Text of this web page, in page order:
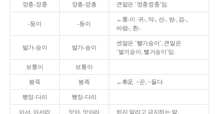
깡충-깡충 깡총-깡총 큰말은 ‘껑충껑충’임.
-둥이 -동이
←童-이. 귀-, 막-, 선-, 쌍-, 검-,
바람-, 흰-.
발가-숭이 발가-송이
센말은 ‘빨가숭이’, 큰말은
‘벌거숭이, 뻘거숭이’임.
보퉁이 보통이
봉죽 봉족 ←奉足. ~꾼, ~들다.
뻗정-다리 뻗장-다리
아서, 아서라 앗아, 앗아라 하지 말라고 금지하는 말.